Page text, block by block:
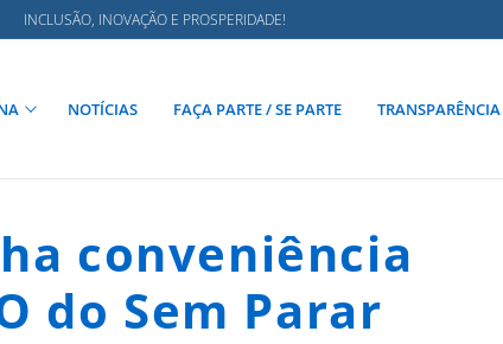
INCLUSÃO, INOVAÇÃO E PROSPERIDADE!
NOTÍCIAS FAÇA PARTE / SE PARTE TRANSPARÊNCIA
conveniência
do Sem Parar